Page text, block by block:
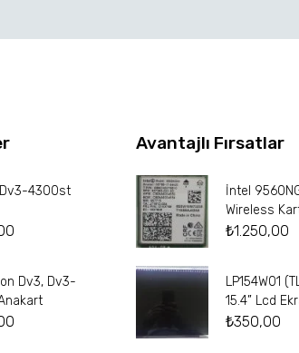
4300st
Dv3, Dv3-
Avantajlı Fırsatlar
İntel
Wireless
₺1.250,00
LP154W01
15.4” Lcd
₺350,00